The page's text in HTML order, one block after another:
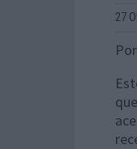
27
Por